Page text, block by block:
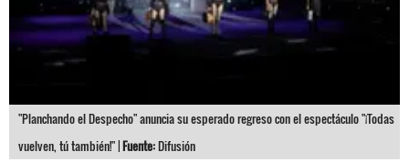
"Planchando el Despecho" anuncia su esperado regreso con el espectáculo "¡Todas
vuelven, tú también!" |Fuente:Difusión